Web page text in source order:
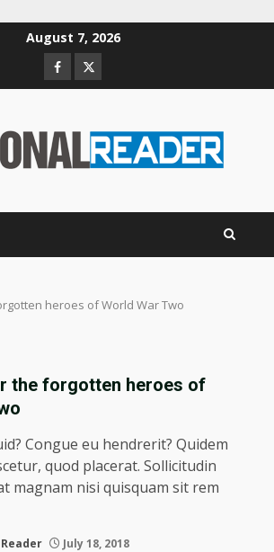
August 7, 2026
Facebook
Twitter
heroes of World War Two
the forgotten heroes of
Congue eu hendrerit? Quidem
quod placerat. Sollicitudin
magnam nisi quisquam sit rem
July 18, 2018